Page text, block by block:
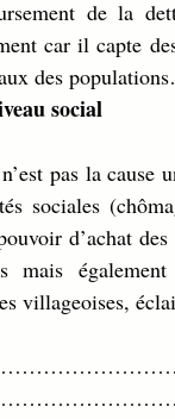
de la
car il capte
des
social
pas la cause
sociales
d’achat
mais
villageoises,